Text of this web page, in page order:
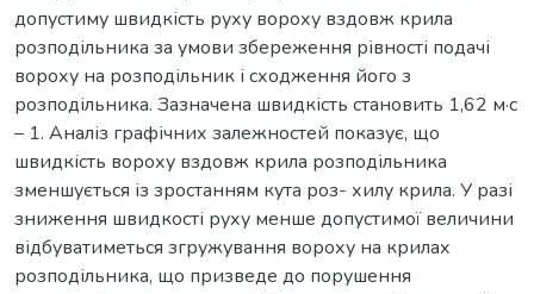
допустиму швидкість руху вороху вздовж крила
розподільника за умови збереження рівності подачі
вороху на розподільник і сходження його з
розподільника. Зазначена швидкість становить 1,62 м·с
– 1. Аналіз графічних залежностей показує, що
швидкість вороху вздовж крила розподільника
зменшується із зростанням кута роз- хилу крила. У разі
зниження швидкості руху менше допустимої величини
відбуватиметься згружування вороху на крилах
розподільника, що призведе до порушення